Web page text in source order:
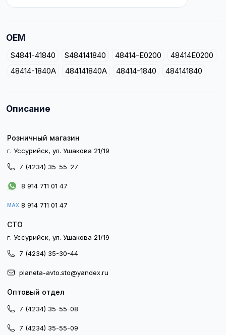
OEM
S4841-41840 S484141840 48414-E0200
48414E0200
48414-1840A
484141840A 48414-1840 484141840
Описание
Розничный магазин
г. Уссурийск, ул. Ушакова 21/19
7 (4234) 35-55-27
8 914 711 01 47
MAX 8 914 711 01 47
СТО
г. Уссурийск, ул. Ушакова 21/19
7 (4234) 35-30-44
planeta-avto.sto@yandex.ru
Оптовый отдел
7 (4234) 35-55-08
7 (4234) 35-55-09